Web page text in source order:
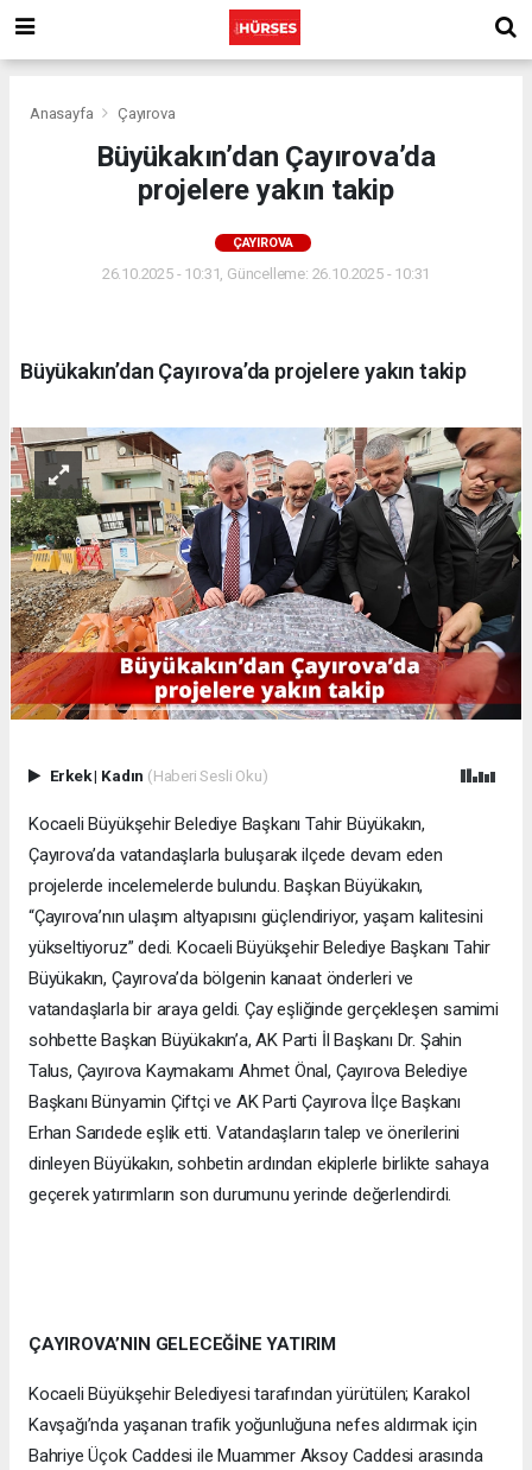
Anasayfa Çayırova
Büyükakın’dan Çayırova’da
projelere yakın takip
ÇAYIROVA
26.10.2025 - 10:31, Güncelleme: 26.10.2025 - 10:31
Büyükakın’dan Çayırova’da projelere yakın takip
Erkek| Kadın (Haberi Sesli Oku)
Kocaeli Büyükşehir Belediye Başkanı Tahir Büyükakın,
Çayırova’da vatandaşlarla buluşarak ilçede devam eden
projelerde incelemelerde bulundu. Başkan Büyükakın,
“Çayırova’nın ulaşım altyapısını güçlendiriyor, yaşam kalitesini
yükseltiyoruz” dedi. Kocaeli Büyükşehir Belediye Başkanı Tahir
Büyükakın, Çayırova’da bölgenin kanaat önderleri ve
vatandaşlarla bir araya geldi. Çay eşliğinde gerçekleşen samimi
sohbette Başkan Büyükakın’a, AK Parti İl Başkanı Dr. Şahin
Talus, Çayırova Kaymakamı Ahmet Önal, Çayırova Belediye
Başkanı Bünyamin Çiftçi ve AK Parti Çayırova İlçe Başkanı
Erhan Sarıdede eşlik etti. Vatandaşların talep ve önerilerini
dinleyen Büyükakın, sohbetin ardından ekiplerle birlikte sahaya
geçerek yatırımların son durumunu yerinde değerlendirdi.
ÇAYIROVA’NIN GELECEĞİNE YATIRIM
Kocaeli Büyükşehir Belediyesi tarafından yürütülen; Karakol
Kavşağı’nda yaşanan trafik yoğunluğuna nefes aldırmak için
Bahriye Üçok Caddesi ile Muammer Aksoy Caddesi arasında